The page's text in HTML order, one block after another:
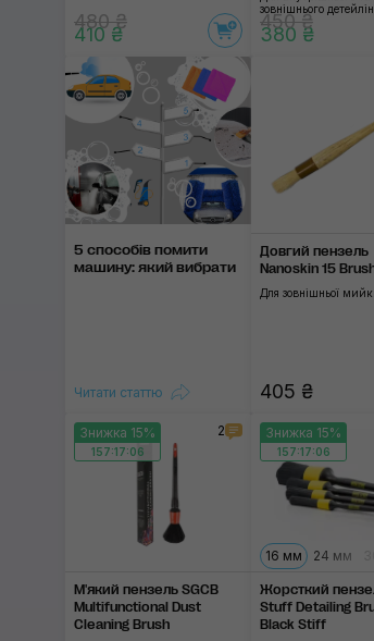
480 ₴
410 ₴
зовнішнього
450 ₴
380 ₴
5 способів помити
машину: який вибрати
Читати статтю
Довгий пензель
Nanoskin 15
Для зовнішньої
405 ₴
Знижка 15%
157:17:06
2
М'який пензель SGCB
Multifunctional Dust
Cleaning Brush
Знижка 15%
157:17:06
16 мм 24 мм
Жорсткий
Stuff Detailing
Black Stiff